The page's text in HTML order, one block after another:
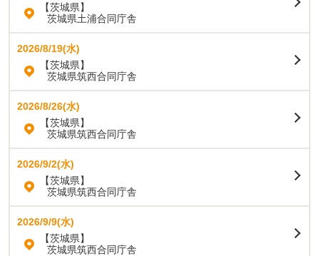
【茨城県】
茨城県土浦合同庁舎
2026/8/19(水)
【茨城県】
茨城県筑西合同庁舎
2026/8/26(水)
【茨城県】
茨城県筑西合同庁舎
2026/9/2(水)
【茨城県】
茨城県筑西合同庁舎
2026/9/9(水)
【茨城県】
茨城県筑西合同庁舎